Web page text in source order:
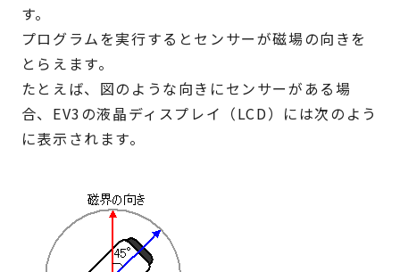
す。
プログラムを実行するとセンサーが磁場の向きを
とらえます。
たとえば、図のような向きにセンサーがある場
合、EV3の液晶ディスプレイ（LCD）には次のよう
に表示されます。